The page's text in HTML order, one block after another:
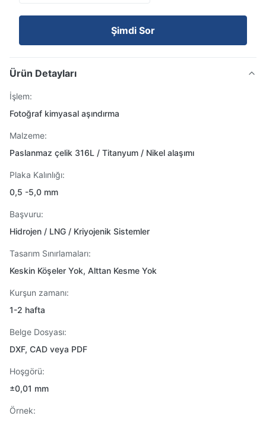
Şimdi Sor
Ürün Detayları
İşlem:
Fotoğraf kimyasal aşındırma
Malzeme:
Paslanmaz çelik 316L / Titanyum / Nikel alaşımı
Plaka Kalınlığı:
0,5 -5,0 mm
Başvuru:
Hidrojen / LNG / Kriyojenik Sistemler
Tasarım Sınırlamaları:
Keskin Köşeler Yok, Alttan Kesme Yok
Kurşun zamanı:
1-2 hafta
Belge Dosyası:
DXF, CAD veya PDF
Hoşgörü:
±0,01 mm
Örnek: